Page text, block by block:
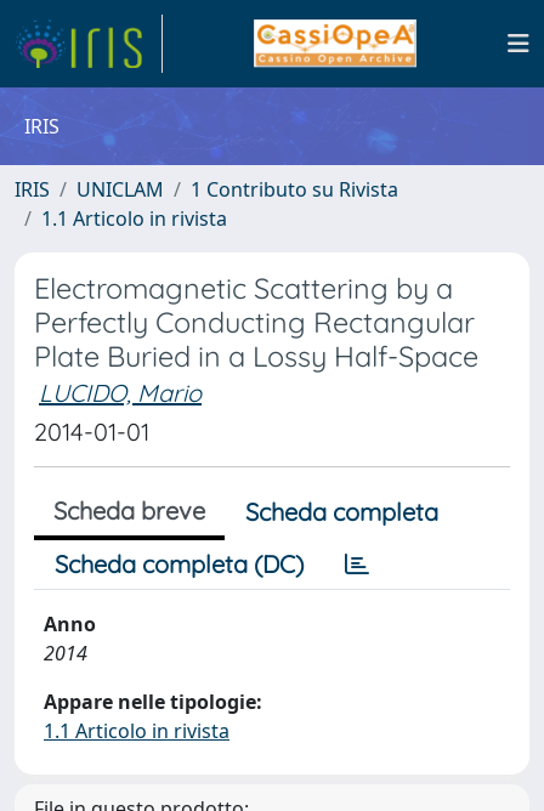
IRIS
IRIS UNICLAM
1 Contributo su Rivista
1.1 Articolo in rivista
Electromagnetic Scattering by a
Perfectly Conducting Rectangular
Plate Buried in a Lossy Half-Space
LUCIDO, Mario
2014-01-01
Scheda breve
Scheda completa
Scheda completa (DC)
Anno
2014
Appare nelle tipologie:
1.1 Articolo in rivista